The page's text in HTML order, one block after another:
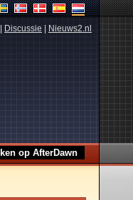
Discussie Nieuws2.nl